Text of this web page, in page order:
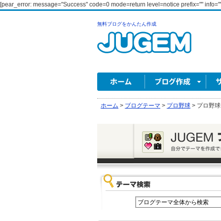
[pear_error: message="Success" code=0 mode=return level=notice prefix=""
無料ブログをかんたん作成
ホーム > ブログテーマ > プロ野球 > プロ野